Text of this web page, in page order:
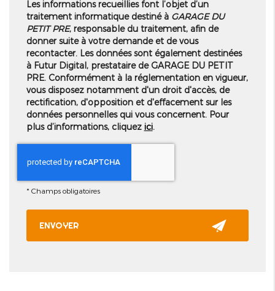
Les informations recueillies font l’objet d’un
traitement informatique destiné àGARAGE DU
PETIT PRE, responsable du traitement, afin de
donner suite à votre demande et de vous
recontacter. Les données sont également destinées
à Futur Digital, prestataire de GARAGE DU PETIT
PRE. Conformément à la réglementation en vigueur,
vous disposez notamment d'un droit d'accès, de
rectification, d'opposition et d'effacement sur les
données personnelles qui vous concernent. Pour
plus d’informations, cliquez ici.
* Champs obligatoires